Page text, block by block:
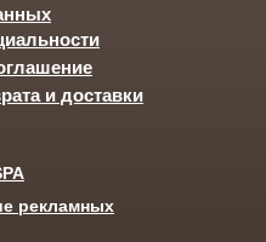
и доставки
рекламных